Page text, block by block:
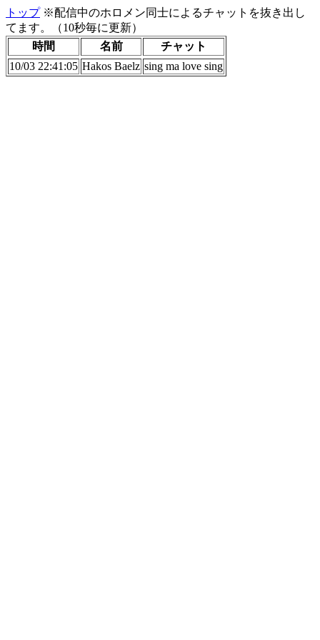
トップ※配信中のホロメン同士によるチャットを抜き出し
てます。（10秒毎に更新）
時間
名前
チャット
10/03 22:41:05 Hakos Baelz sing ma love sing